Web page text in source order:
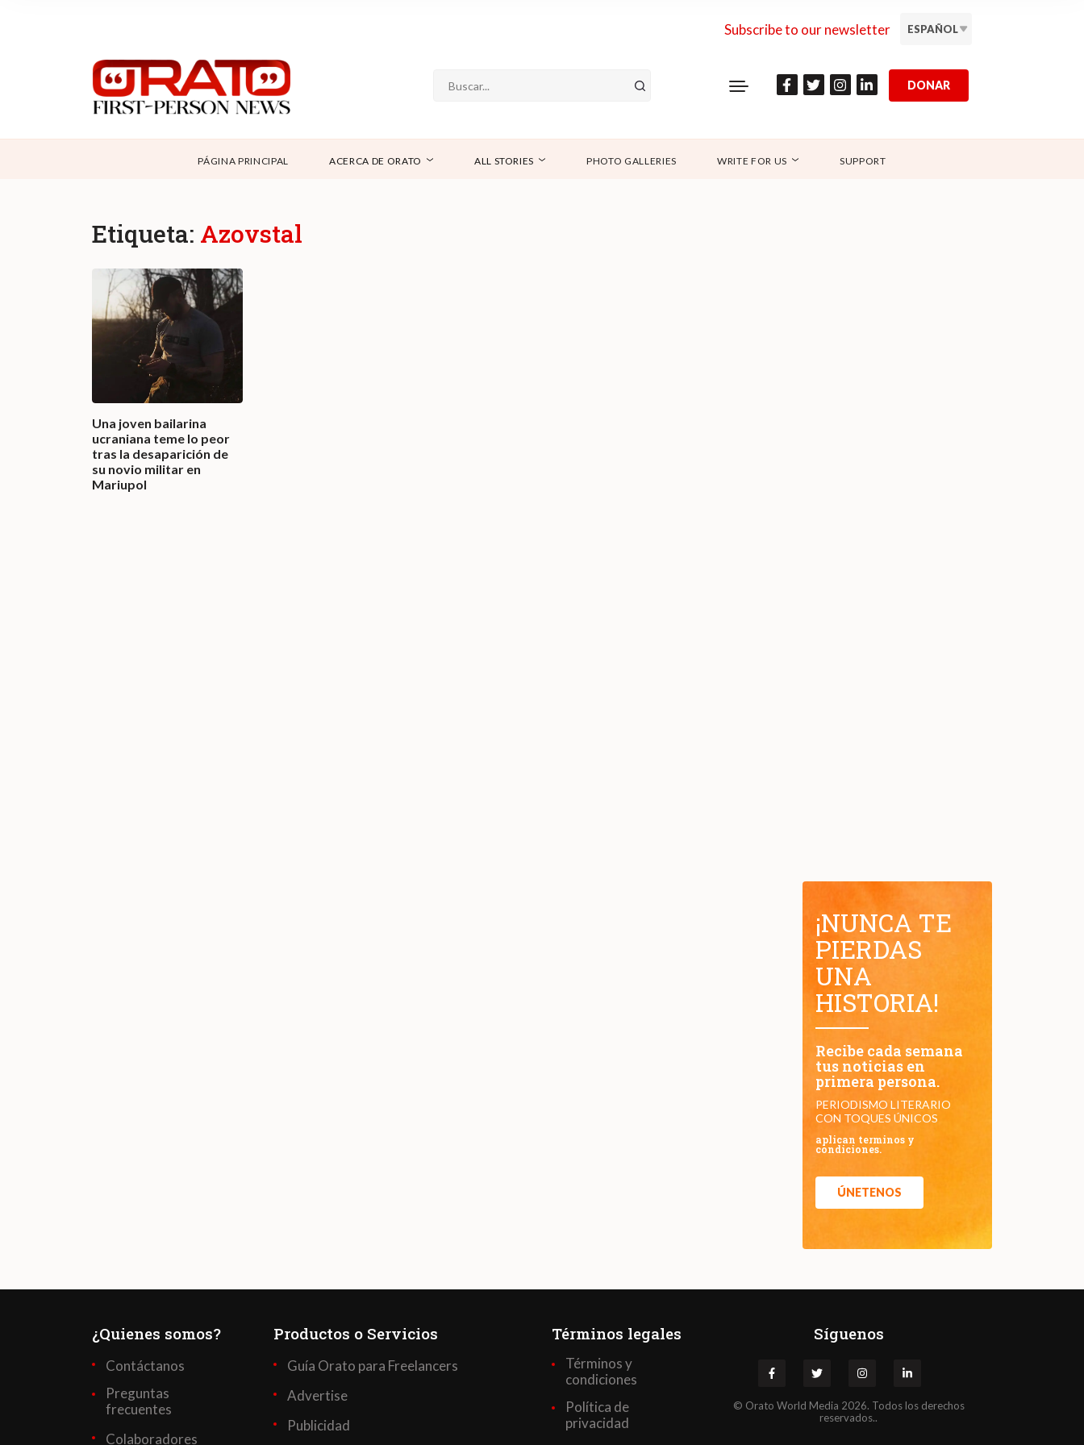
Subscribe to our newsletter ESPAÑOL
SUPPORT
CONTÁCTANOS
DONAR
PÁGINA PRINCIPAL ACERCA DE ORATO ALL STORIES PHOTO GALLERIES WRITE FOR US SUPPORT
Etiqueta: Azovstal
Una joven bailarina
ucraniana teme lo peor
tras la desaparición de
su novio militar en
Mariupol
¡NUNCA TE
PIERDAS
UNA
HISTORIA!
Recibe cada semana
tus noticias en
primera persona.
PERIODISMO LITERARIO
CON TOQUES ÚNICOS
aplican terminos y
condiciones.
ÚNETENOS
¿Quienes somos?
Contáctanos
Preguntas
frecuentes
Colaboradores
Productos o Servicios
Guía Orato para Freelancers
Advertise
Publicidad
Términos legales
Términos y
condiciones
Política de
privacidad
Síguenos
© Orato World Media 2026. Todos los derechos
reservados..